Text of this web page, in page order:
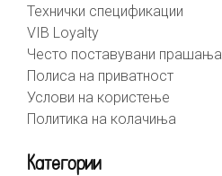
Технички спецификации
VIB Loyalty
Често поставувани прашања
Полиса на приватност
Услови на користење
Политика на колачиња
Категории